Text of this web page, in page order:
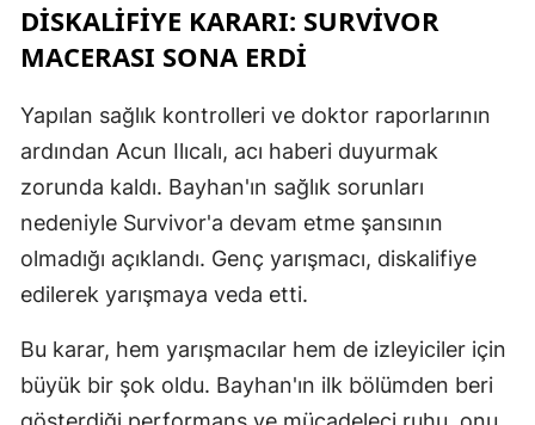
DISKALIFIYE KARARI: SURVIVOR
MACERASI SONA ERDI
Yapılan sağlık kontrolleri ve doktor raporlarının
ardından Acun Ilıcalı, acı haberi duyurmak
zorunda kaldı. Bayhan'ın sağlık sorunları
nedeniyle Survivor'a devam etme şansının
olmadığı açıklandı. Genç yarışmacı, diskalifiye
edilerek yarışmaya veda etti.
Bu karar, hem yarışmacılar hem de izleyiciler için
büyük bir şok oldu. Bayhan'ın ilk bölümden beri